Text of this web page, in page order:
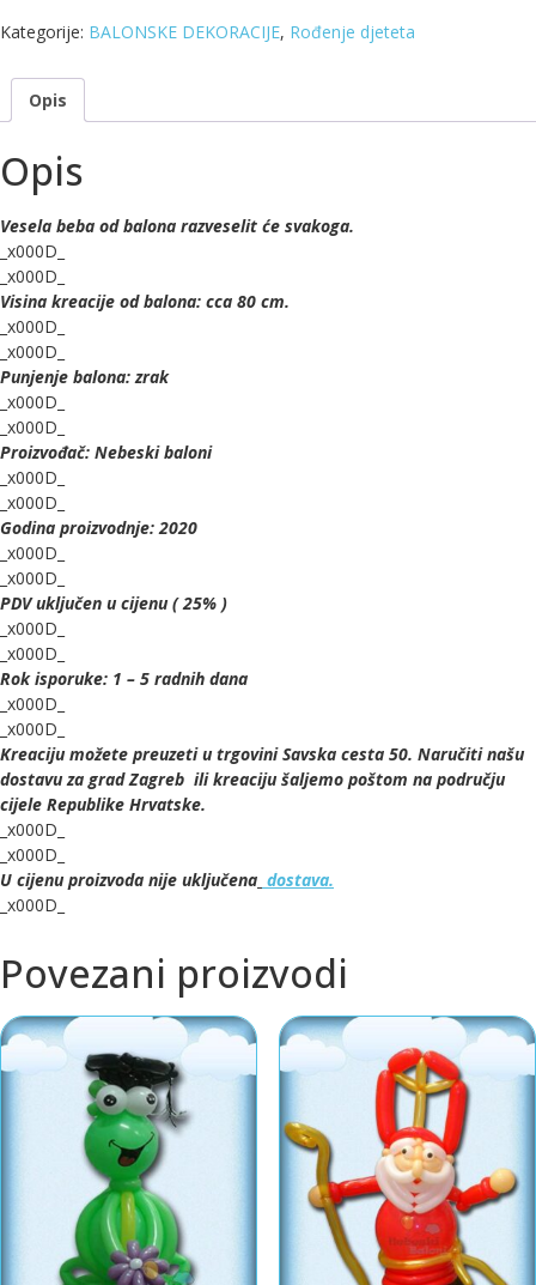
Kategorije: BALONSKE DEKORACIJE, Rođenje djeteta
Opis
Opis
Vesela beba od balona razveselit će svakoga.
_x000D_
_x000D_
Visina kreacije od balona: cca 80 cm.
_x000D_
_x000D_
Punjenje balona: zrak
_x000D_
_x000D_
Proizvođač: Nebeski baloni
_x000D_
_x000D_
Godina proizvodnje: 2020
_x000D_
_x000D_
PDV uključen u cijenu ( 25% )
_x000D_
_x000D_
Rok isporuke: 1 – 5 radnih dana
_x000D_
_x000D_
Kreaciju možete preuzeti u trgovini Savska cesta 50. Naručiti našu
dostavu za grad Zagreb ili kreaciju šaljemo poštom na području
cijele Republike Hrvatske.
_x000D_
_x000D_
U cijenu proizvoda nije uključena dostava.
_x000D_
Povezani proizvodi